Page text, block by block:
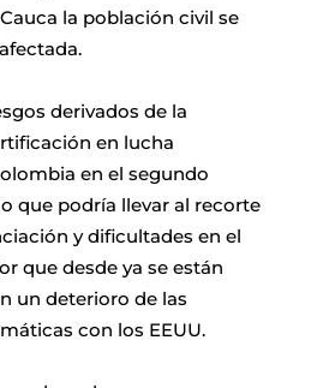
la población civil se
derivados de la
en lucha
en el segundo
que podría llevar al recorte
y dificultades en el
que desde ya se están
un deterioro de las
con los EEUU.